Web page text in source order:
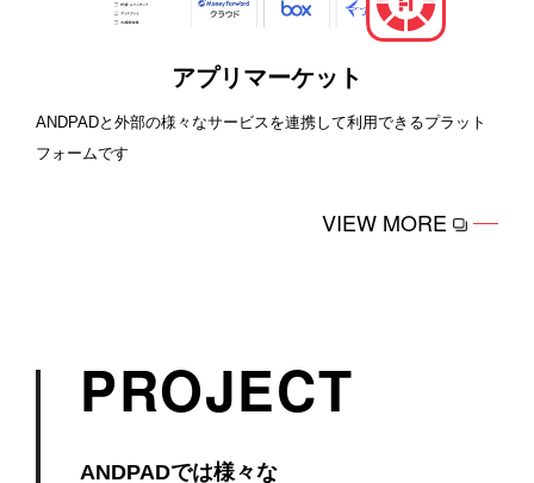
アプリマーケット
ANDPADと外部の様々なサービスを連携して利用できるプラット
フォームです
VIEW MORE
PROJECT
ANDPADでは様々な